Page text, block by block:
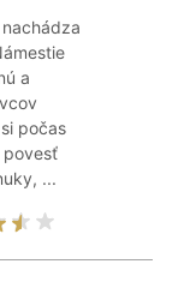
a
počas
povesť
...